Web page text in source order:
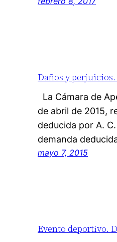
Daños y
La Cámara de
de abril de 2015,
deducida por A.
demanda
mayo 7, 2015
Evento deportivo.